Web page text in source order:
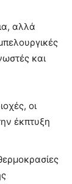
αλλά
και
οι
έκπτυξη